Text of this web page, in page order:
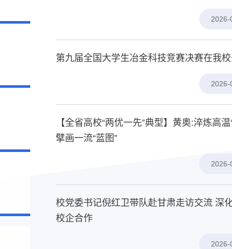
2026-
第九届全国大学生冶金科技竞赛决赛在我
2026-
【全省高校“两优一先”典型】黄奥:淬炼高温
擘画一流“蓝图”
2026-
校党委书记倪红卫带队赴甘肃走访交流 深
校企合作
2026-